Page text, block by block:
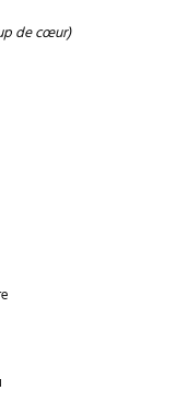
de cœur)